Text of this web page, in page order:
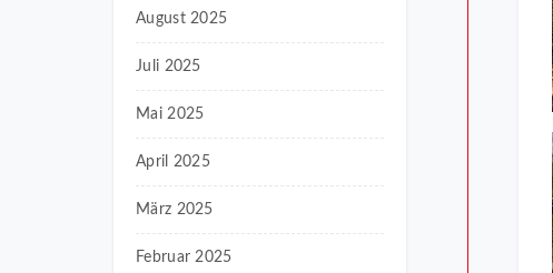
August 2025
Juli 2025
Mai 2025
April 2025
März 2025
Februar 2025